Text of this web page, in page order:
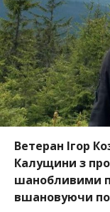
Ветеран Ігор
Калущини з
шанобливими
вшановуючи